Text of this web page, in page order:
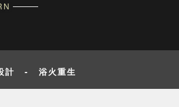
計 - 浴火重生